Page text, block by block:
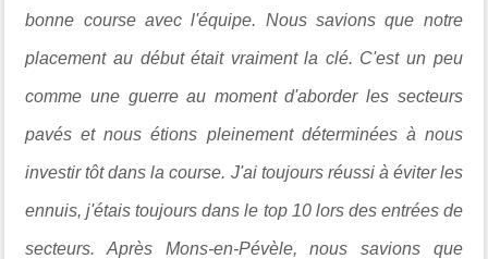
bonne course avec l'équipe. Nous savions que notre
placement au début était vraiment la clé. C'est un peu
comme une guerre au moment d'aborder les secteurs
pavés et nous étions pleinement déterminées à nous
investir tôt dans la course. J'ai toujours réussi à éviter les
ennuis, j'étais toujours dans le top 10 lors des entrées de
secteurs. Après Mons-en-Pévèle, nous savions que